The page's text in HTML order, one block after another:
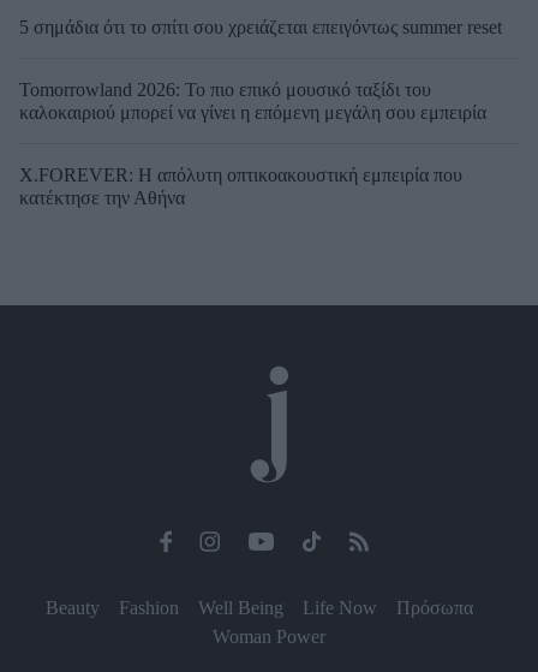
5 σημάδια ότι το σπίτι σου χρειάζεται επειγόντως summer reset
Tomorrowland 2026: Το πιο επικό μουσικό ταξίδι του
καλοκαιριού μπορεί να γίνει η επόμενη μεγάλη σου εμπειρία
X.FOREVER: Η απόλυτη οπτικοακουστική εμπειρία που
κατέκτησε την Αθήνα
Beauty Fashion Well Being Life Now
Πρόσωπα
Woman Power